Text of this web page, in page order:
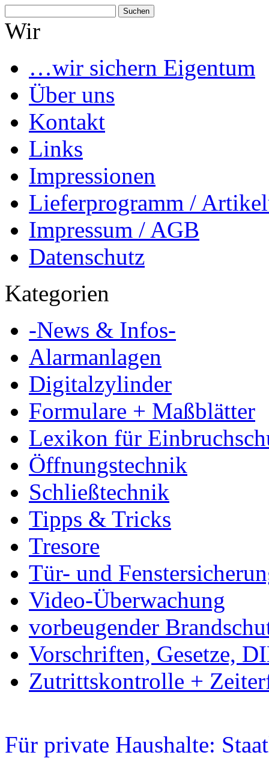
nach:
Wir
…wir sichern Eigentum
Über uns
Kontakt
Links
Impressionen
Lieferprogramm /
Impressum / AGB
Datenschutz
Kategorien
-News & Infos-
Alarmanlagen
Digitalzylinder
Formulare + Maßblätter
Lexikon für
Öffnungstechnik
Schließtechnik
Tipps & Tricks
Tresore
Tür- und
Video-Überwachung
vorbeugender
Vorschriften, Gesetze,
Zutrittskontrolle +
Für private Haushalte: